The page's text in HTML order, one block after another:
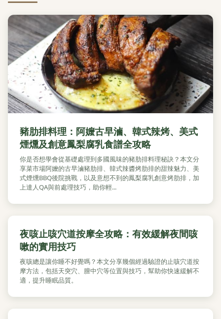
豬肋排料理：阿嬤古早滷、韓式辣烤、美式
煙燻及創意鳳梨腐乳食譜全攻略
你是否想學會從基礎處理到多國風味的豬肋排料理秘訣？本文分
享菜市場阿嬤的古早滷豬肋排、韓式辣醬烤肋排的甜辣魅力、美
式煙燻BBQ後院挑戰，以及意想不到的鳳梨腐乳創意烤肋排，加
上達人QA與前處理技巧，助你輕...
夜咳止咳穴道按摩全攻略：有效緩解夜間咳
嗽的實用技巧
夜咳總是讓你睡不好覺嗎？本文分享幾個經過驗證的止咳穴道按
摩方法，包括天突穴、膻中穴等位置與技巧，幫助你快速緩解不
適，提升睡眠品質。